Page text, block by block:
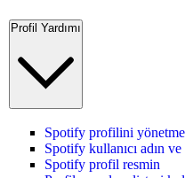
Profil Yardımı
Spotify profilini
Spotify kullanıcı adın
Spotify profil resmin